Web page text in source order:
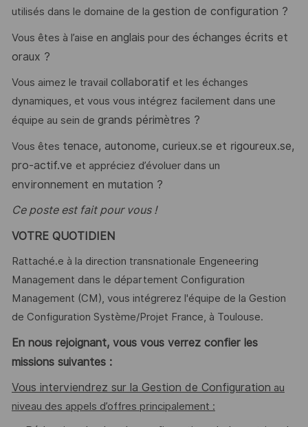
utilisés dans le domaine de la gestion de configuration ?
Vous êtes à l’aise en anglais pour des échanges écrits et
oraux ?
Vous aimez le travail collaboratif et les échanges
dynamiques, et vous vous intégrez facilement dans une
équipe au sein de grands périmètres ?
Vous êtes tenace, autonome, curieux.se et rigoureux.se,
pro-actif.ve et appréciez d’évoluer dans un
environnement en mutation ?
Ce poste est fait pour vous !
VOTRE QUOTIDIEN
Rattaché.e à la direction transnationale Engeneering
Management dans le département Configuration
Management (CM), vous intégrerez l'équipe de la Gestion
de Configuration Système/Projet France, à Toulouse.
En nous rejoignant, vous vous verrez confier les
missions suivantes :
Vous interviendrez sur la Gestion de Configuration au
niveau des appels d’offres principalement :